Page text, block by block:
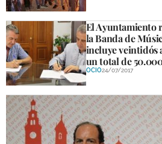
VENTANA CIUDADANA
CÓRDOBA
PROVINCIA
SUBBÉTICA HOY
SALUD
OBRAS
El Ayuntamiento
la Banda de
incluye veintidós
un total de
OCIO24/07/2017